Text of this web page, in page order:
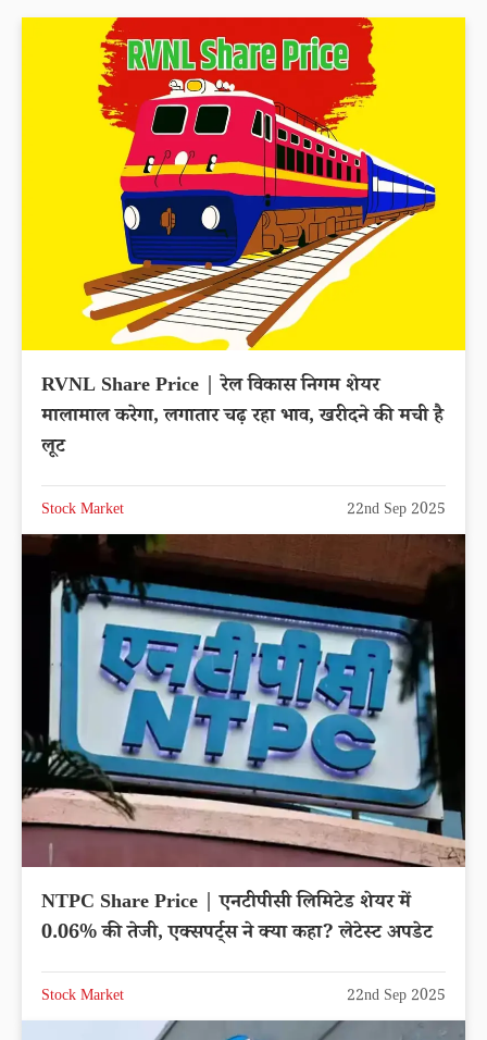
RVNL Share Price | रेल विकास निगम शेयर
मालामाल करेगा, लगातार चढ़ रहा भाव, खरीदने की मची है
लूट
Stock Market 22nd Sep 2025
NTPC Share Price | एनटीपीसी लिमिटेड शेयर में
0.06% की तेजी, एक्सपर्ट्स ने क्या कहा? लेटेस्ट अपडेट
Stock Market 22nd Sep 2025